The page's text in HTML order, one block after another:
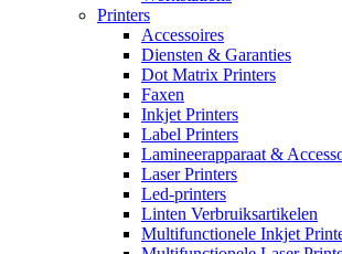
Printers
Accessoires
Diensten & Garanties
Dot Matrix Printers
Faxen
Inkjet Printers
Label Printers
Lamineerapparaat &
Laser Printers
Led-printers
Linten Verbruiksartikelen
Multifunctionele Inkjet